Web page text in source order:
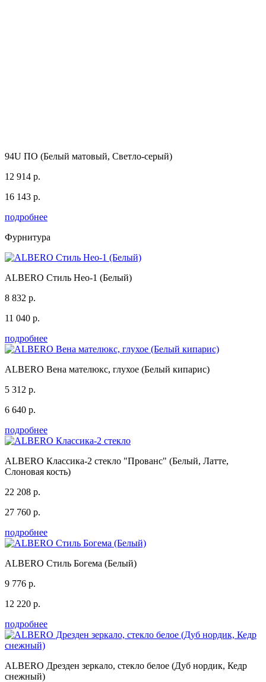
94U ПО (Белый матовый, Светло-серый)
12 914 р.
16 143 р.
подробнее
Фурнитура
ALBERO Стиль Нео-1 (Белый)
8 832 р.
11 040 р.
подробнее
ALBERO Вена мателюкс, глухое (Белый кипарис)
5 312 р.
6 640 р.
подробнее
ALBERO Классика-2 стекло "Прованс" (Белый, Латте,
Слоновая кость)
22 208 р.
27 760 р.
подробнее
ALBERO Стиль Богема (Белый)
9 776 р.
12 220 р.
подробнее
ALBERO Дрезден зеркало, стекло белое (Дуб нордик, Кедр
снежный)